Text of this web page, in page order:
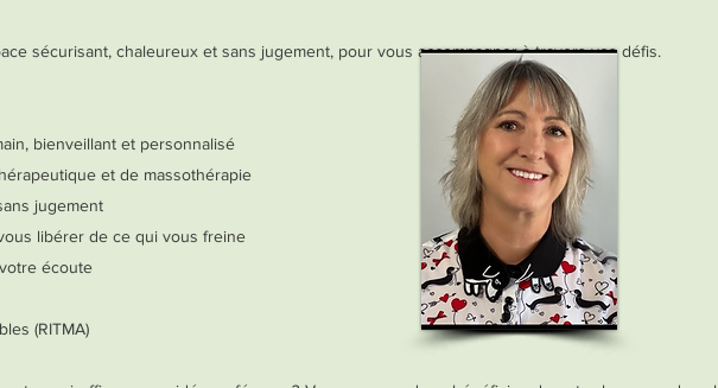
sécurisant, chaleureux et sans jugement, pour vous accompagner à travers vos défis.
bienveillant et personnalisé
et de massothérapie
jugement
libérer de ce qui vous freine
écoute
(RITMA)